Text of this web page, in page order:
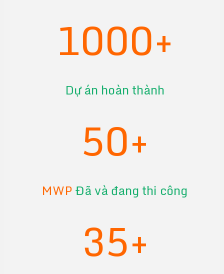
1000+
Dự án hoàn thành
50+
MWPĐã và đang thi công
35+